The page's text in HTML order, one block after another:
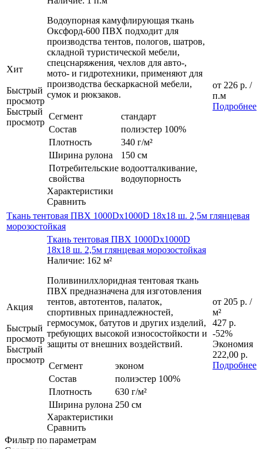
Хит
Быстрый
просмотр
Быстрый
просмотр
Водоупорная камуфлирующая ткань
Оксфорд-600 ПВХ подходит для
производства тентов, пологов, шатров,
складной туристической мебели,
спецснаряжения, чехлов для авто-,
мото- и гидротехники, применяют для
производства бескаркасной мебели,
сумок и рюкзаков.
Сегмент
стандарт
Состав
полиэстер 100%
Плотность
340 г/м²
Ширина рулона
150 см
Потребительские
свойства
водоотталкивание,
водоупорность
Характеристики
Сравнить
от 226 р. /
п.м
Подробнее
Ткань тентовая ПВХ 1000Dx1000D 18х18 ш. 2,5м глянцевая
морозостойкая
Акция
Быстрый
просмотр
Быстрый
просмотр
Ткань тентовая ПВХ 1000Dx1000D
18х18 ш. 2,5м глянцевая морозостойкая
Наличие: 162 м²
Поливинилхлоридная тентовая ткань
ПВХ предназначена для изготовления
тентов, автотентов, палаток,
спортивных принадлежностей,
гермосумок, батутов и других изделий,
требующих высокой износостойкости и
защиты от внешних воздействий.
Сегмент
эконом
Состав
полиэстер 100%
Плотность
630 г/м²
Ширина рулона 250 см
Характеристики
Сравнить
от 205 р. /
м²
427 р.
-52%
Экономия
222,00 р.
Подробнее
Фильтр по параметрам